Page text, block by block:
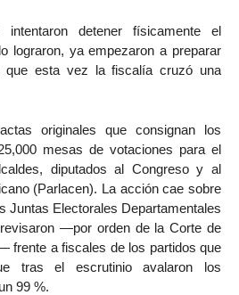
detener físicamente el
lograron, ya empezaron a preparar
que esta vez la fiscalía cruzó una
originales que consignan los
mesas de votaciones para el
diputados al Congreso y al
(Parlacen). La acción cae sobre
Juntas Electorales Departamentales
—por orden de la Corte de
frente a fiscales de los partidos que
tras el escrutinio avalaron los
99 %.